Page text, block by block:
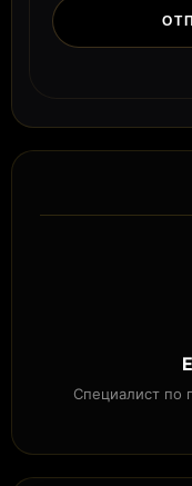
Специалист по